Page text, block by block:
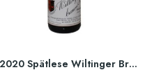
2020 Spätlese Wiltinger Braune Kupp 75cl - Egon...